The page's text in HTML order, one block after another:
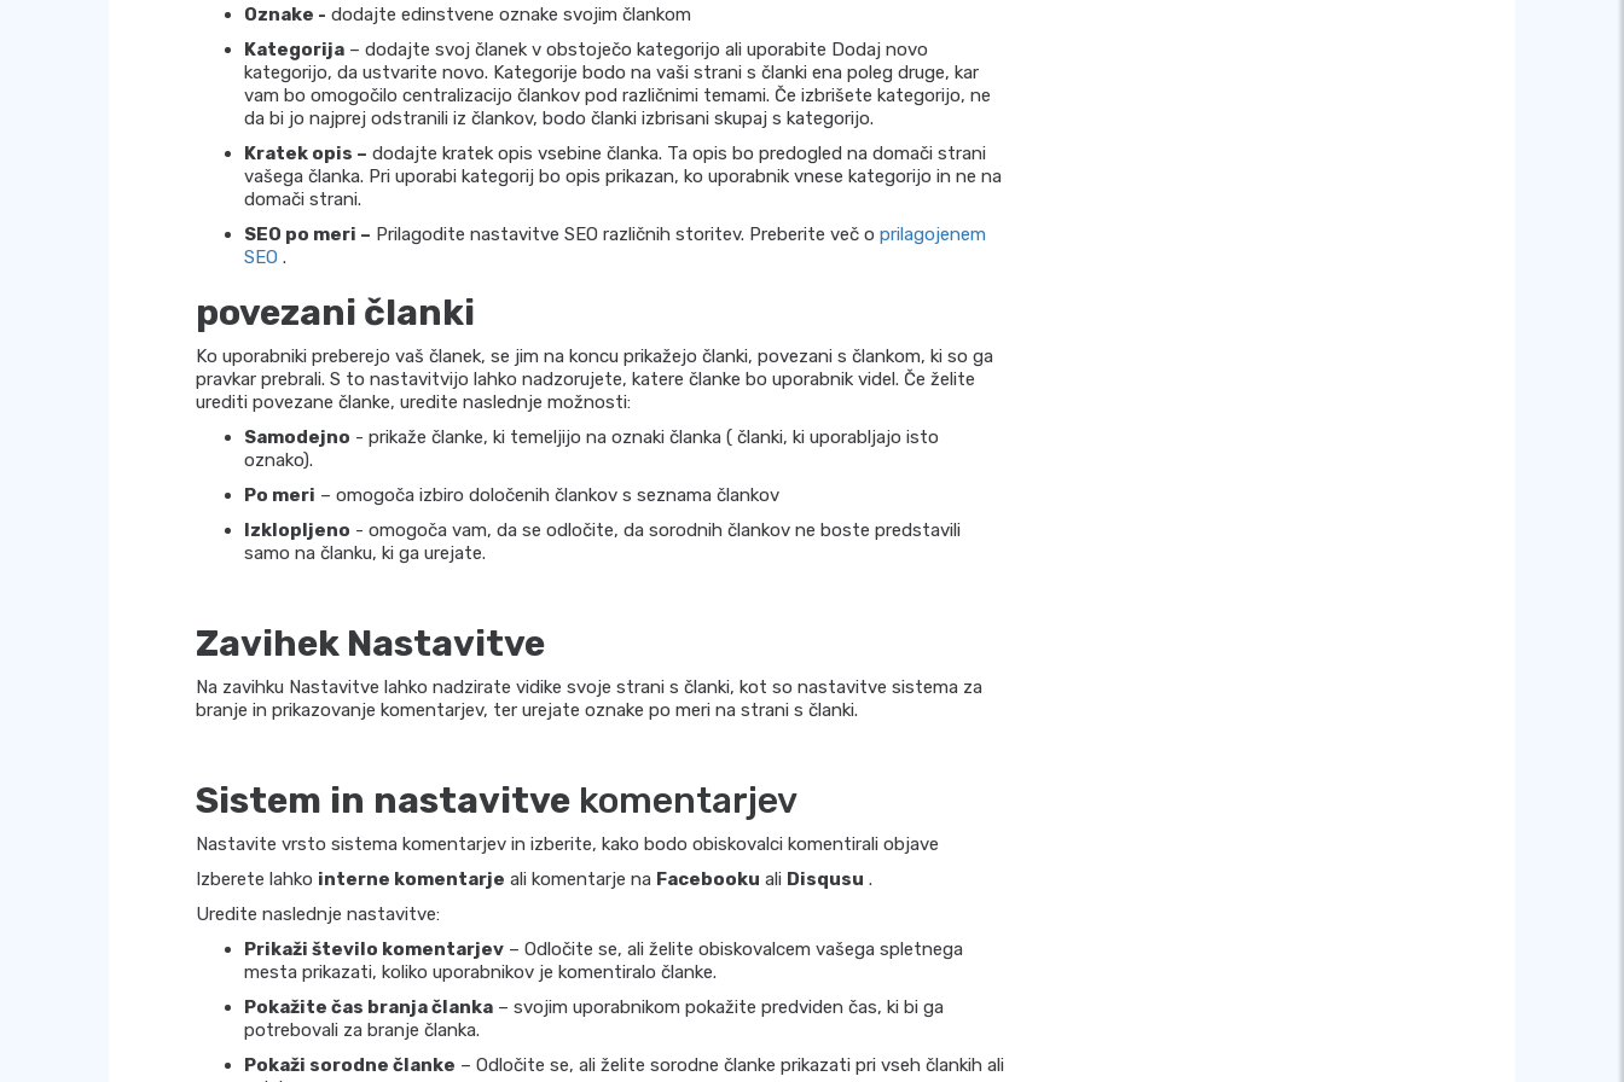
Oznake - dodajte edinstvene oznake svojim člankom
Kategorija – dodajte svoj članek v obstoječo kategorijo ali uporabite Dodaj novo
kategorijo, da ustvarite novo. Kategorije bodo na vaši strani s članki ena poleg druge, kar
vam bo omogočilo centralizacijo člankov pod različnimi temami. Če izbrišete kategorijo, ne
da bi jo najprej odstranili iz člankov, bodo članki izbrisani skupaj s kategorijo.
Kratek opis – dodajte kratek opis vsebine članka. Ta opis bo predogled na domači strani
vašega članka. Pri uporabi kategorij bo opis prikazan, ko uporabnik vnese kategorijo in ne na
domači strani.
SEO po meri – Prilagodite nastavitve SEO različnih storitev. Preberite več o prilagojenem
SEO .
povezani članki
Ko uporabniki preberejo vaš članek, se jim na koncu prikažejo članki, povezani s člankom, ki so ga
pravkar prebrali. S to nastavitvijo lahko nadzorujete, katere članke bo uporabnik videl. Če želite
urediti povezane članke, uredite naslednje možnosti:
Samodejno - prikaže članke, ki temeljijo na oznaki članka ( članki, ki uporabljajo isto
oznako).
Po meri – omogoča izbiro določenih člankov s seznama člankov
Izklopljeno - omogoča vam, da se odločite, da sorodnih člankov ne boste predstavili
samo na članku, ki ga urejate.
Zavihek Nastavitve
Na zavihku Nastavitve lahko nadzirate vidike svoje strani s članki, kot so nastavitve sistema za
branje in prikazovanje komentarjev, ter urejate oznake po meri na strani s članki.
Sistem in nastavitve komentarjev
Nastavite vrsto sistema komentarjev in izberite, kako bodo obiskovalci komentirali objave
Izberete lahko interne komentarje ali komentarje na Facebooku ali Disqusu .
Uredite naslednje nastavitve:
Prikaži število komentarjev – Odločite se, ali želite obiskovalcem vašega spletnega
mesta prikazati, koliko uporabnikov je komentiralo članke.
Pokažite čas branja članka – svojim uporabnikom pokažite predviden čas, ki bi ga
potrebovali za branje članka.
Pokaži sorodne članke – Odločite se, ali želite sorodne članke prikazati pri vseh člankih ali